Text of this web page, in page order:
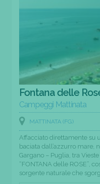
Fontana delle
Campeggi Mattinata
MATTINATA (FG)
Affacciato direttamente su
baciata dall’azzurro mare,
Gargano – Puglia, tra
“FONTANA delle ROSE”,
sorgente naturale che